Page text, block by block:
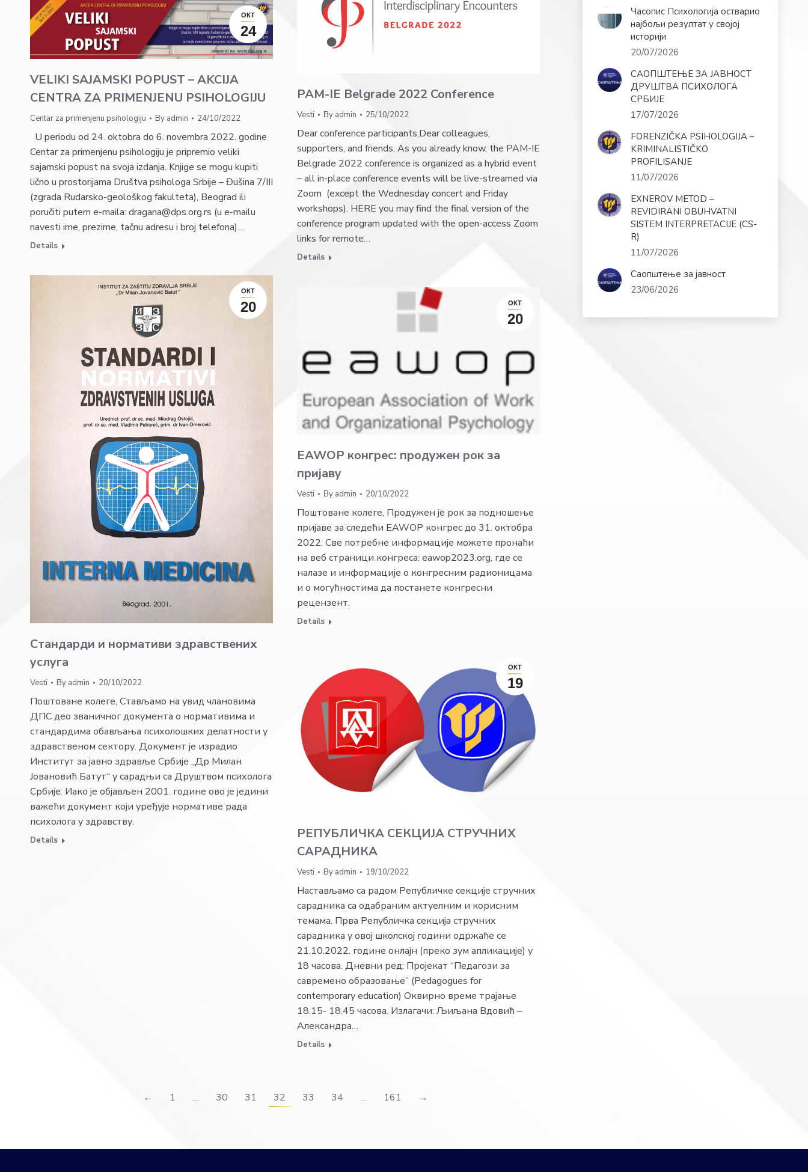
PAM-IE Belgrade 2022 Conference
Vesti By admin 25/10/2022
Dear conference participants,Dear colleagues,
supporters, and friends, As you already know, the PAM-IE
Belgrade 2022 conference is organized as a hybrid event
– all in-place conference events will be live-streamed via
Zoom (except the Wednesday concert and Friday
workshops). HERE you may find the final version of the
conference program updated with the open-access Zoom
links for remote…
Details
ОКТ
24
VELIKI SAJAMSKI POPUST – AKCIJA
CENTRA ZA PRIMENJENU PSIHOLOGIJU
Centar za primenjenu psihologiju By admin 24/10/2022
U periodu od 24. oktobra do 6. novembra 2022. godine
Centar za primenjenu psihologiju je pripremio veliki
sajamski popust na svoja izdanja. Knjige se mogu kupiti
lično u prostorijama Društva psihologa Srbije – Đušina 7/III
(zgrada Rudarsko-geološkog fakulteta), Beograd ili
poručiti putem e-maila: dragana@dps.org.rs (u e-mailu
navesti ime, prezime, tačnu adresu i broj telefona).…
Details
ОКТ
20
Стандарди и нормативи здравствених
услуга
Vesti By admin 20/10/2022
Поштоване колеге, Стављамо на увид члановима
ДПС део званичног документа о нормативима и
стандардима обављања психолошких делатности у
здравственом сектору. Документ је израдио
Институт за јавно здравље Србије „Др Милан
Јовановић Батут“ у сарадњи са Друштвом психолога
Србије. Иако је објављен 2001. године ово је једини
важећи документ који уређује нормативе рада
психолога у здравству.
Details
ОКТ
20
EAWOP конгрес: продужен рок за
пријаву
Vesti By admin 20/10/2022
Поштоване колеге, Продужен је рок за подношење
пријаве за следећи EAWOP конгрес до 31. октобра
2022. Све потребне информације можете пронаћи
на веб страници конгреса: eawop2023.org, где се
налазе и информације о конгресним радионицама
и о могућностима да постанете конгресни
рецензент.
Details
ОКТ
19
РЕПУБЛИЧКА СЕКЦИЈА СТРУЧНИХ
САРАДНИКА
Vesti By admin 19/10/2022
Настављамо са радом Републичке секције стручних
сарадника са одабраним актуелним и корисним
темама. Прва Републичка секција стручних
сарадника у овој школској години одржаће се
21.10.2022. године онлајн (преко зум апликације) у
18 часова. Дневни ред: Пројекат “Педагози за
савремено образовање” (Pedagogues for
contemporary education) Оквирно време трајање
18.15- 18.45 часова. Излагачи: Љиљана Вдовић –
Александра…
Details
← 1 … 30 31 32 33 34 … 161 →
Часопис Психологија остварио
најбољи резултат у својој
историји
20/07/2026
САОПШТЕЊЕ ЗА ЈАВНОСТ
ДРУШТВА ПСИХОЛОГА
СРБИЈЕ
17/07/2026
FORENZIČKA PSIHOLOGIJA –
KRIMINALISTIČKO
PROFILISANJE
11/07/2026
EXNEROV METOD –
REVIDIRANI OBUHVATNI
SISTEM INTERPRETACIJE (CS-
R)
11/07/2026
Саопштење за јавност
23/06/2026